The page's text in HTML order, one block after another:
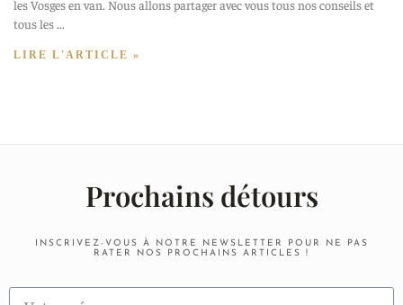
les Vosges en van. Nous allons partager avec vous tous nos conseils et
tous les
LIRE L'ARTICLE »
Prochains détours
INSCRIVEZ-VOUS À NOTRE NEWSLETTER POUR NE PAS
RATER NOS PROCHAINS ARTICLES !